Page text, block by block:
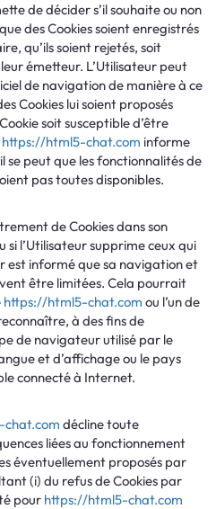
de décider s’il souhaite ou non
des Cookies soient enregistrés
qu’ils soient rejetés, soit
émetteur. L’Utilisateur peut
de navigation de manière à ce
Cookies lui soient proposés
soit susceptible d’être
https://html5-chat.com informe
se peut que les fonctionnalités de
pas toutes disponibles.
de Cookies dans son
l’Utilisateur supprime ceux qui
est informé que sa navigation et
être limitées. Cela pourrait
https://html5-chat.com ou l’un de
à des fins de
de navigateur utilisé par le
et d’affichage ou le pays
connecté à Internet.
décline toute
liées au fonctionnement
éventuellement proposés par
(i) du refus de Cookies par
pour https://html5-chat.com